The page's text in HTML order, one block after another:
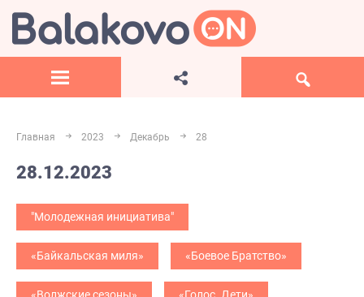
Главная 2023 Декабрь 28
28.12.2023
"Молодежная инициатива"
«Байкальская миля» «Боевое Братство»